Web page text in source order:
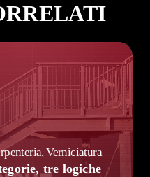
Verniciatura
tre logiche